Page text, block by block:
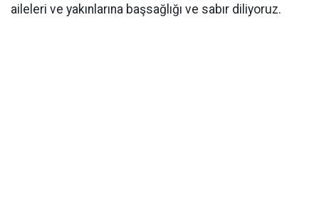
aileleri ve yakınlarına başsağlığı ve sabır diliyoruz.